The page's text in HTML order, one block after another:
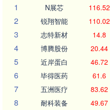
1
N展芯 116.52
2 锐翔智能 110.02
3 志特新材 14.8
4 博腾股份 20.44
5 近岸蛋白 46.72
6 毕得医药 61.6
7 五洲医疗 83.62
8 耐科装备 49.67